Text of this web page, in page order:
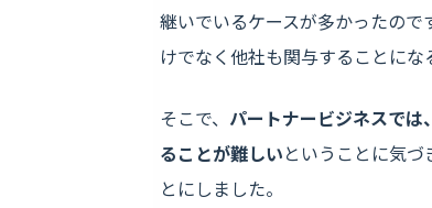
継いでいるケースが多かったの
けでなく他社も関与することにな
そこで、 パートナービジネスで
ることが難しいということに気
とにしました。